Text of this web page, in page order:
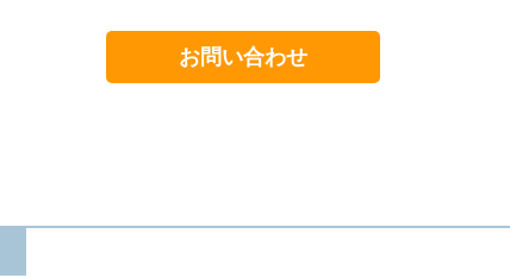
お問い合わせ